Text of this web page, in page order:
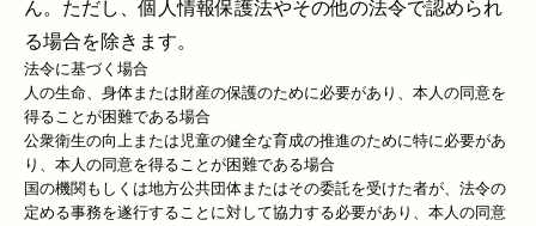
ん。ただし、個人情報保護法やその他の法令で認められ
る場合を除きます。
法令に基づく場合
人の生命、身体または財産の保護のために必要があり、本人の同意を
得ることが困難である場合
公衆衛生の向上または児童の健全な育成の推進のために特に必要があ
り、本人の同意を得ることが困難である場合
国の機関もしくは地方公共団体またはその委託を受けた者が、法令の
定める事務を遂行することに対して協力する必要があり、本人の同意